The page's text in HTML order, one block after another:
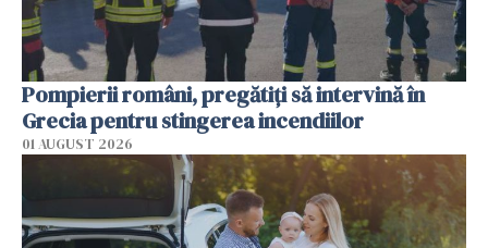
Pompierii români, pregătiţi să intervină în
Grecia pentru stingerea incendiilor
01 AUGUST 2026